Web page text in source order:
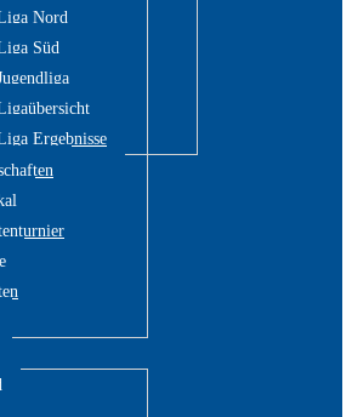
Nord
Süd
Ergebnisse